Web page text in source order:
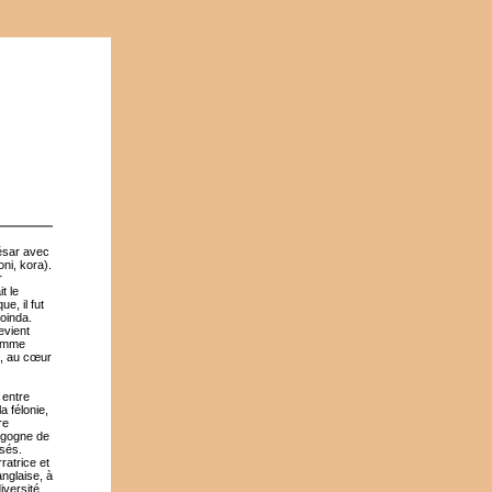
avec
kora).
le
il fut
au cœur
félonie,
de
et
à